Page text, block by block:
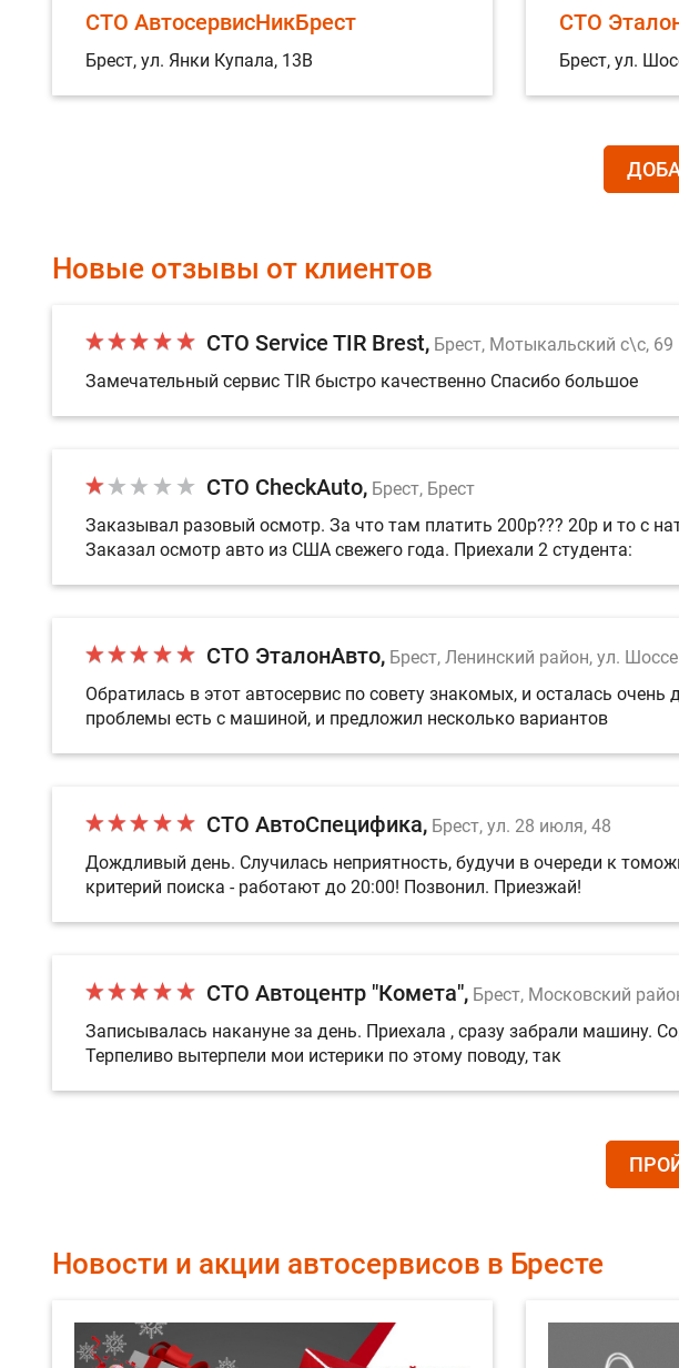
СТО АвтосервисНикБрест
Брест, ул. Янки Купала, 13В
СТО
Брест, ул.
Новые отзывы от клиентов
СТО Service TIR Brest Брест, Мотыкальский с\с, 69
Замечательный сервис TIR быстро качественно Спасибо большое
СТО CheckAuto Брест, Брест
Заказывал разовый осмотр. За что там платить 200р??? 20р и то с
Заказал осмотр авто из США свежего года. Приехали 2 студента:
СТО ЭталонАвто Брест, Ленинский район, ул.
Обратилась в этот автосервис по совету знакомых, и осталась
проблемы есть с машиной, и предложил несколько вариантов
СТО АвтоСпецифика Брест, ул. 28 июля, 48
Дождливый день. Случилась неприятность, будучи в очереди к
критерий поиска - работают до 20:00! Позвонил. Приезжай!
СТО Автоцентр "Комета" Брест, Московский
Записывалась накануне за день. Приехала , сразу забрали машину.
Терпеливо вытерпели мои истерики по этому поводу, так
Новости и акции автосервисов в Бресте